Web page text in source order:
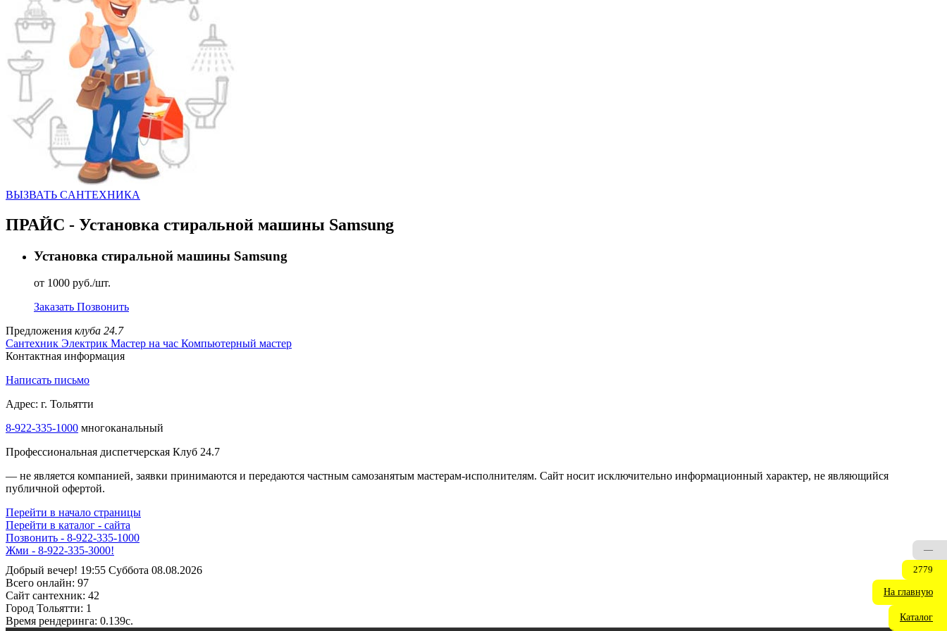
ВЫЗВАТЬ CАНТЕХНИКА
ПРАЙС - Установка стиральной машины Samsung
Установка стиральной машины Samsung
от 1000 руб./шт.
Заказать Позвонить
Предложения клуба 24.7
Сантехник Электрик Мастер на час Компьютерный мастер
Контактная информация
Написать письмо
Адрес: г. Тольятти
8-922-335-1000 многоканальный
Профессиональная диспетчерская Клуб 24.7
— не является компанией, заявки принимаются и передаются частным самозанятым мастерам‑исполнителям. Сайт носит исключительно информационный характер, не являющийся
публичной офертой.
Перейти в начало страницы
Перейти в каталог - сайта
Позвонить - 8-922-335-1000
Жми - 8-922-335-3000!
Добрый вечер! 19:55 Суббота 08.08.2026
Всего онлайн: 97
Сайт cантехник: 42
Город Тольятти: 1
Время рендеринга: 0.139c.
—
2779
На главную
Каталог